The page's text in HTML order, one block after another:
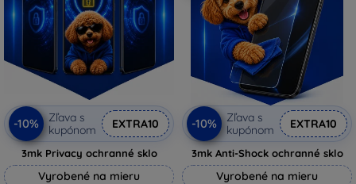
-10%
Zľava s
kupónom
EXTRA10
3mk Privacy ochranné sklo
Vyrobené na mieru
-10%
Zľava s
kupónom
EXTRA10
3mk Anti-Shock ochranné sklo
Vyrobené na mieru